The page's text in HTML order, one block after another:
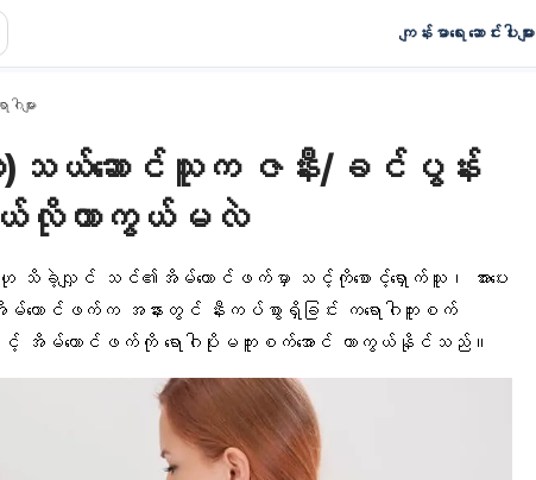
ကျန်းမာရေး ဆောင်းပါးများ
ါများ
ဘီ)သယ်ဆောင်သူက ဇနီး/ခင်ပွန်း
ယ်လိုကာကွယ်မလဲ
ခဲ့လျှင် သင်၏အိမ်ထောင်ဖက်မှာ သင့်ကိုစောင့်ရှောက်သူ၊ အားပေး
ဖက်က အနားတွင် နီးကပ်စွာရှိခြင်း ကရောဂါကူးစက်
းနှင့် အိမ်ထောင်ဖက်ကို ရောဂါပိုးမကူးစက်အောင် ကာကွယ်နိုင်သည်။